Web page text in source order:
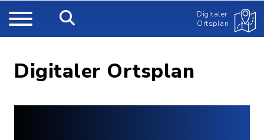
Digitaler
Ortsplan
Digitaler Ortsplan